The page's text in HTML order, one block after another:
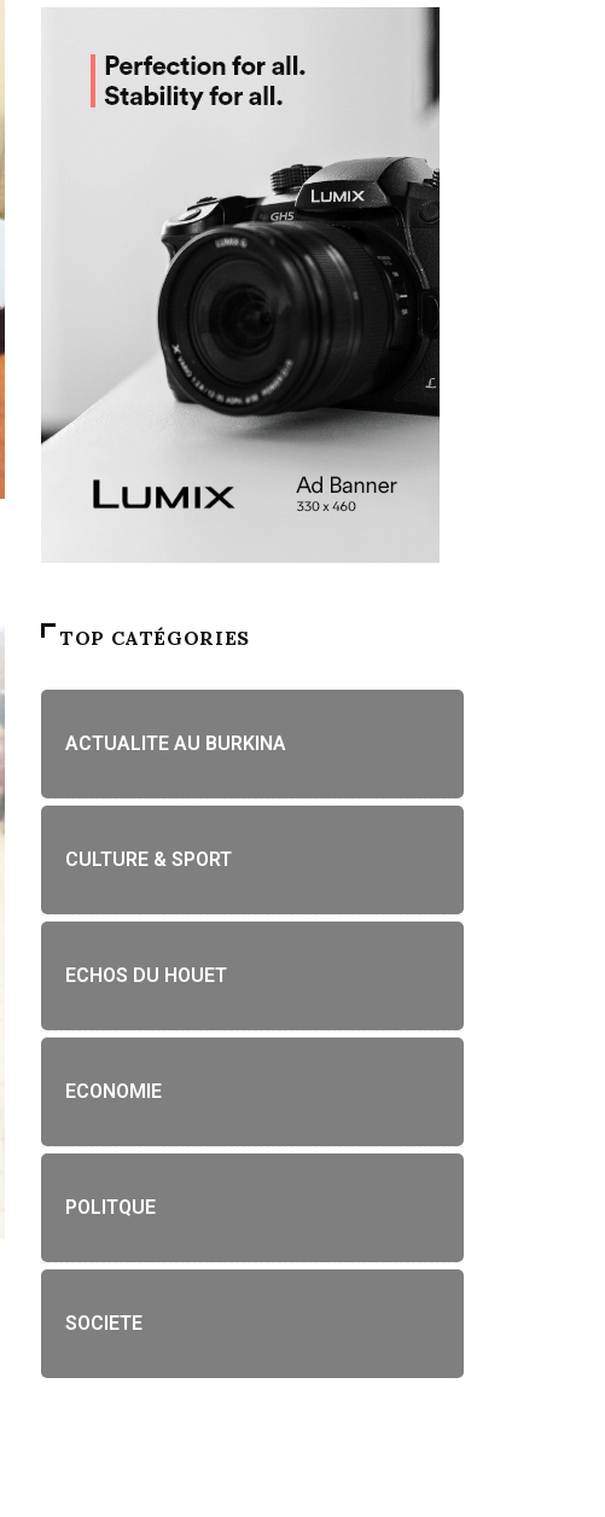
TOP CATÉGORIES
ACTUALITE AU BURKINA
CULTURE & SPORT
ECHOS DU HOUET
ECONOMIE
POLITQUE
SOCIETE